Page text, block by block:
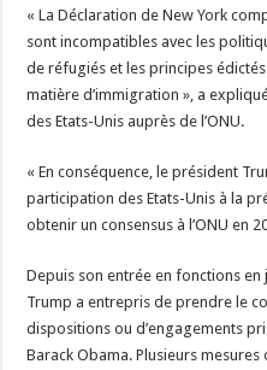
« La Déclaration de New York
sont incompatibles avec les
de réfugiés et les principes
matière d’immigration », a
des Etats-Unis auprès de l’ONU.
« En conséquence, le président
participation des Etats-Unis à la
obtenir un consensus à l’ONU en
Depuis son entrée en fonctions
Trump a entrepris de prendre le
dispositions ou d’engagements
Barack Obama. Plusieurs